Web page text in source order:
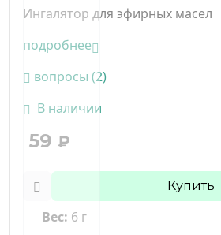
Ингалятор для эфирных масел
подробнее
вопросы (2)
В наличии
59 ₽
Купить
Вес: 6 г